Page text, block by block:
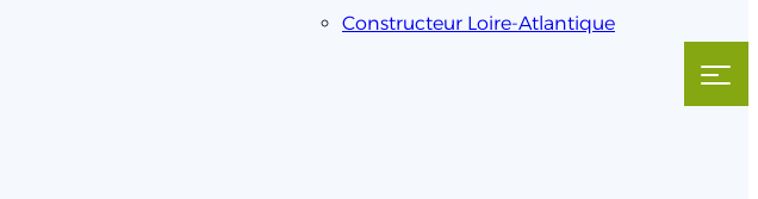
Constructeur Loire-Atlantique